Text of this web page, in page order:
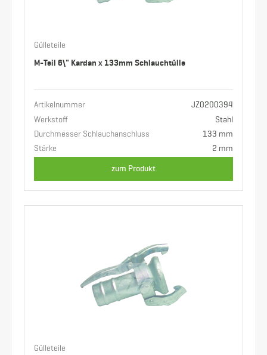
Gülleteile
M-Teil 6\" Kardan x 133mm Schlauchtülle
Artikelnummer
JZ0200394
Werkstoff
Stahl
Durchmesser Schlauchanschluss
133 mm
Stärke
2 mm
zum Produkt
Gülleteile